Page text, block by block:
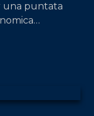
una puntata
volta